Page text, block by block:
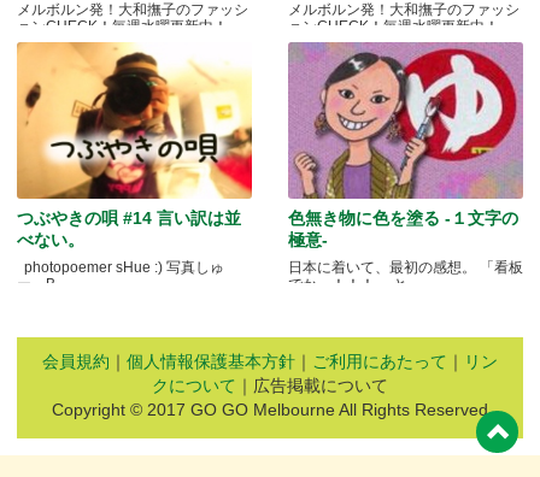
メルボルン発！大和撫子のファッシ
ョンCHECK！毎週水曜更新中！
メルボルン発！大和撫子のファッシ
ョンCHECK！毎週水曜更新中！
つぶやきの唄 #14 言い訳は並
べない。
photopoemer sHue :) 写真しゅ
ー。B.....
色無き物に色を塗る -１文字の
極意-
日本に着いて、最初の感想。 「看板
でかっ！！！」 と.....
会員規約 ｜ 個人情報保護基本方針 ｜ ご利用にあたって ｜ リン
クについて ｜広告掲載について
Copyright © 2017 GO GO Melbourne All Rights Reserved